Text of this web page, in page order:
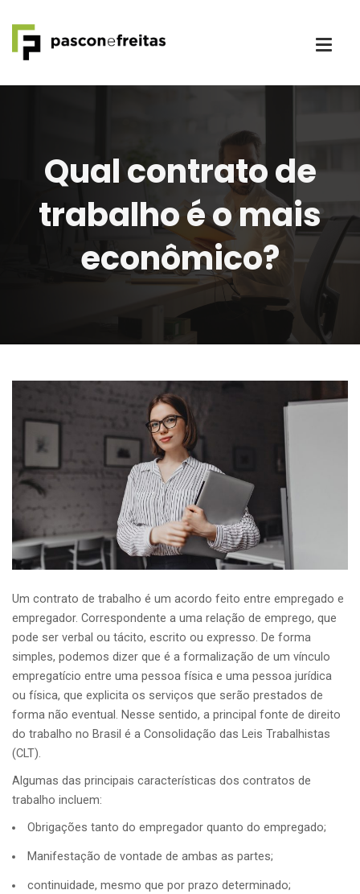
Qual contrato de
trabalho é o mais
econômico?
Um contrato de trabalho é um acordo feito entre empregado e
empregador. Correspondente a uma relação de emprego, que
pode ser verbal ou tácito, escrito ou expresso. De forma
simples, podemos dizer que é a formalização de um vínculo
empregatício entre uma pessoa física e uma pessoa jurídica
ou física, que explicita os serviços que serão prestados de
forma não eventual. Nesse sentido, a principal fonte de direito
do trabalho no Brasil é a Consolidação das Leis Trabalhistas
(CLT).
Algumas das principais características dos contratos de
trabalho incluem:
Obrigações tanto do empregador quanto do empregado;
Manifestação de vontade de ambas as partes;
continuidade, mesmo que por prazo determinado;